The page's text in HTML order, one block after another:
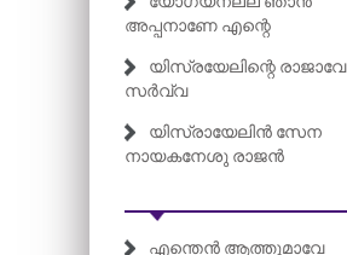
അപ്പനാണേ എന്റെ
യിസ്രയേലിന്റെ രാജാവേ
സർവ്വ
യിസ്രായേലിൻ സേന
നായകനേശു രാജൻ
എന്തെൻ ആത്തുമാവേ